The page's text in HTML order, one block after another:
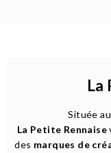
La
Située
La Petite Rennaise
des marques de